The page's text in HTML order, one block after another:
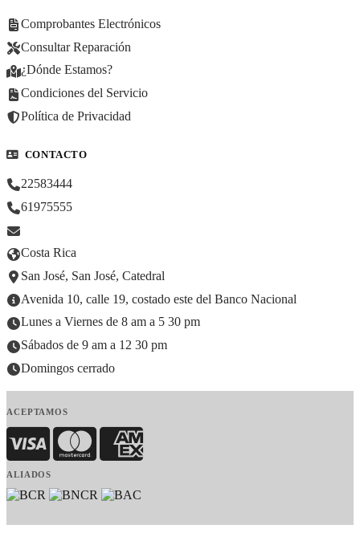
Comprobantes Electrónicos
Consultar Reparación
¿Dónde Estamos?
Condiciones del Servicio
Política de Privacidad
CONTACTO
22583444
61975555
Costa Rica
San José, San José, Catedral
Avenida 10, calle 19, costado este del Banco Nacional
Lunes a Viernes de 8 am a 5 30 pm
Sábados de 9 am a 12 30 pm
Domingos cerrado
ACEPTAMOS
Visa MasterCardAmerican Express
ALIADOS